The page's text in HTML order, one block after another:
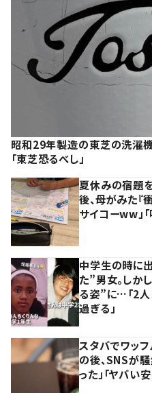
昭和29年製造の東芝の洗濯機
「東芝恐るべし」
夏休みの宿題
後、母がみた『
サイコーww」
中学生の時に
た”男女。し
る姿”に…「2人
過ぎる」
スタバでワッ
の後、SNSが
った」「ヤバい安